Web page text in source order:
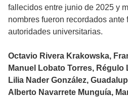
fallecidos entre junio de 2025 y
nombres fueron recordados
autoridades universitarias.
Octavio Rivera Krakowska,
Manuel Lobato Torres, Régulo
Lilia Nader González,
Alberto Navarrete Munguía,